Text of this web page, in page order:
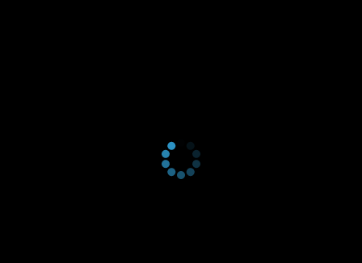
Boys in the Band
Given Movie